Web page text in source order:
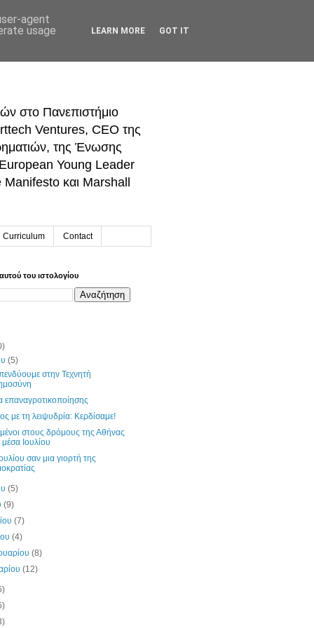
στο Πανεπιστήμιο
Ventures, CEO της
της Ένωσης
Young Leader
και Marshall
Curriculum Contact
του ιστολογίου
(5)
στην Τεχνητή
επαναγροτικοποίησης
με τη λειψυδρία: Κερδίσαμε!
στους δρόμους της Αθήνας
Ιουλίου
σαν μια γιορτή της
(5)
(9)
(7)
(4)
(8)
(12)
agent
usage
LEARN MORE GOT IT